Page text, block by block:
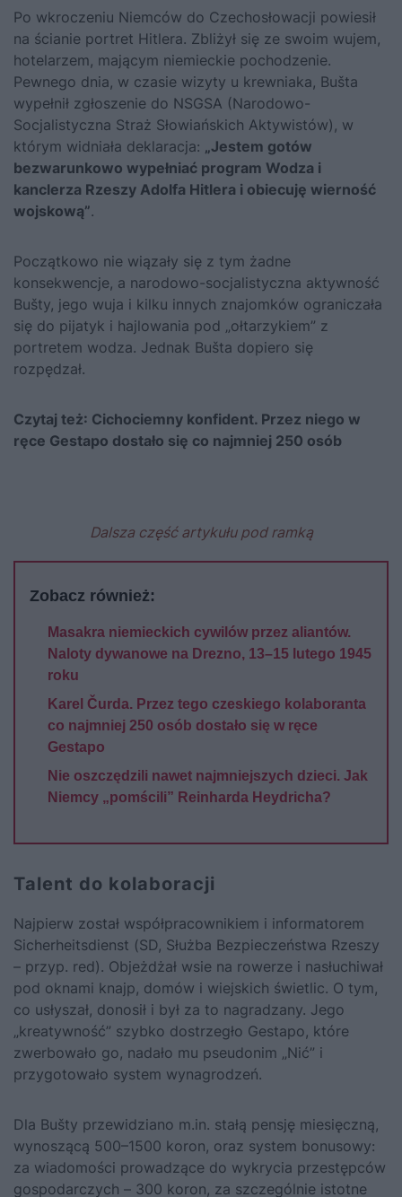
Po wkroczeniu Niemców do Czechosłowacji powiesił
na ścianie portret Hitlera. Zbliżył się ze swoim wujem,
hotelarzem, mającym niemieckie pochodzenie.
Pewnego dnia, w czasie wizyty u krewniaka, Bušta
wypełnił zgłoszenie do NSGSA (Narodowo-
Socjalistyczna Straż Słowiańskich Aktywistów), w
którym widniała deklaracja: „Jestem gotów
bezwarunkowo wypełniać program Wodza i
kanclerza Rzeszy Adolfa Hitlera i obiecuję wierność
wojskową”.
Początkowo nie wiązały się z tym żadne
konsekwencje, a narodowo-socjalistyczna aktywność
Bušty, jego wuja i kilku innych znajomków ograniczała
się do pijatyk i hajlowania pod „ołtarzykiem” z
portretem wodza. Jednak Bušta dopiero się
rozpędzał.
Czytaj też: Cichociemny konfident. Przez niego w
ręce Gestapo dostało się co najmniej 250 osób
Dalsza część artykułu pod ramką
Zobacz również:
Masakra niemieckich cywilów przez aliantów.
Naloty dywanowe na Drezno, 13–15 lutego 1945
roku
Karel Čurda. Przez tego czeskiego kolaboranta
co najmniej 250 osób dostało się w ręce
Gestapo
Nie oszczędzili nawet najmniejszych dzieci. Jak
Niemcy „pomścili” Reinharda Heydricha?
Talent do kolaboracji
Najpierw został współpracownikiem i informatorem
Sicherheitsdienst (SD, Służba Bezpieczeństwa Rzeszy
– przyp. red). Objeżdżał wsie na rowerze i nasłuchiwał
pod oknami knajp, domów i wiejskich świetlic. O tym,
co usłyszał, donosił i był za to nagradzany. Jego
„kreatywność” szybko dostrzegło Gestapo, które
zwerbowało go, nadało mu pseudonim „Nić” i
przygotowało system wynagrodzeń.
Dla Bušty przewidziano m.in. stałą pensję miesięczną,
wynoszącą 500–1500 koron, oraz system bonusowy:
za wiadomości prowadzące do wykrycia przestępców
gospodarczych – 300 koron, za szczególnie istotne